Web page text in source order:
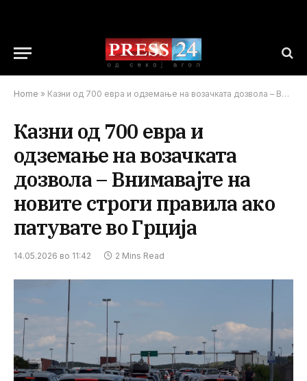
Home » Казни од 700 евра и одземање на возачката дозвола – Внимавајте на новите строги правила ако патувате во Грција
Казни од 700 евра и
одземање на возачката
дозвола – Внимавајте на
новите строги правила ако
патувате во Грција
14.05.2026 во 11:42 2 Mins Read